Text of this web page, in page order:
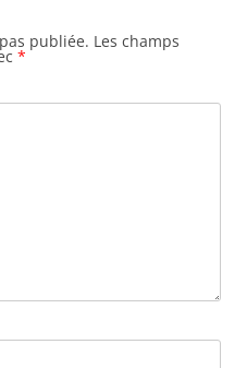
publiée. Les champs
*